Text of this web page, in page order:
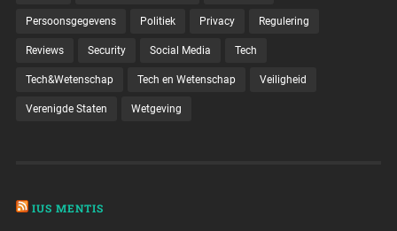
Persoonsgegevens Politiek Privacy Regulering
Reviews Security Social Media Tech
Tech&Wetenschap Tech en Wetenschap Veiligheid
Verenigde Staten Wetgeving
IUS MENTIS